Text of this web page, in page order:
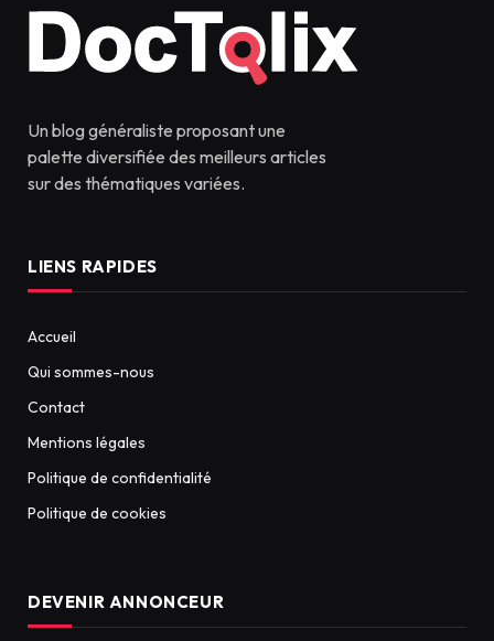
Un blog généraliste proposant une
palette diversifiée des meilleurs articles
sur des thématiques variées.
LIENS RAPIDES
Accueil
Qui sommes-nous
Contact
Mentions légales
Politique de confidentialité
Politique de cookies
DEVENIR ANNONCEUR